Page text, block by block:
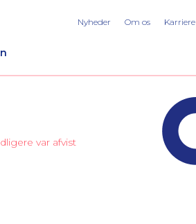
Nyheder Om os Karriere
var afvist